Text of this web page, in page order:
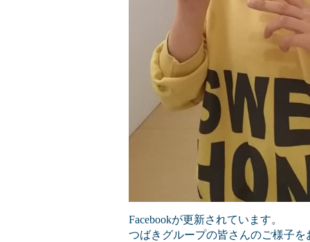
Facebookが更新されています。
つばきグループの皆さんのご様子を